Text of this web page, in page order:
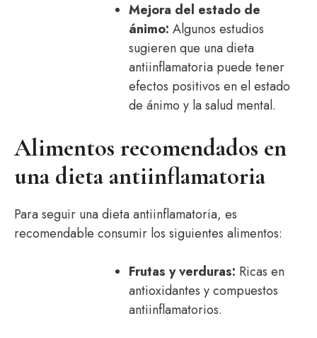
Mejora del estado de
ánimo: Algunos estudios
sugieren que una dieta
antiinflamatoria puede tener
efectos positivos en el estado
de ánimo y la salud mental.
Alimentos recomendados en
una dieta antiinflamatoria
Para seguir una dieta antiinflamatoria, es
recomendable consumir los siguientes alimentos:
Frutas y verduras: Ricas en
antioxidantes y compuestos
antiinflamatorios.